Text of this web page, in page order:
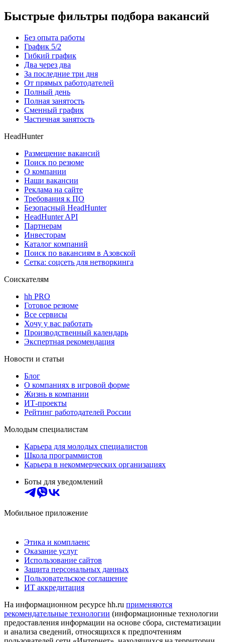
Быстрые фильтры подбора вакансий
Без опыта работы
График 5/2
Гибкий график
Два через два
За последние три дня
От прямых работодателей
Полный день
Полная занятость
Сменный график
Частичная занятость
HeadHunter
Размещение вакансий
Поиск по резюме
О компании
Наши вакансии
Реклама на сайте
Требования к ПО
Безопасный HeadHunter
HeadHunter API
Партнерам
Инвесторам
Каталог компаний
Поиск по вакансиям в Азовской
Сетка: соцсеть для нетворкинга
Соискателям
hh PRO
Готовое резюме
Все сервисы
Хочу у вас работать
Производственный календарь
Экспертная рекомендация
Новости и статьи
Блог
О компаниях в игровой форме
Жизнь в компании
ИТ-проекты
Рейтинг работодателей России
Молодым специалистам
Карьера для молодых специалистов
Школа программистов
Карьера в некоммерческих организациях
Боты для уведомлений
Мобильное приложение
Этика и комплаенс
Оказание услуг
Использование сайтов
Защита персональных данных
Пользовательское соглашение
ИТ аккредитация
На информационном ресурсе hh.ru применяются
рекомендательные технологии (информационные технологии
предоставления информации на основе сбора, систематизации
и анализа сведений, относящихся к предпочтениям